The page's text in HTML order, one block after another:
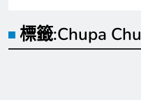
標籤:Chupa